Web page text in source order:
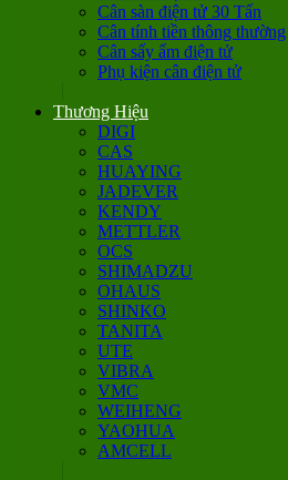
Cân sàn điện tử 30 Tấn
Cân tính tiền thông thường
Cân sấy ẩm điện tử
Phụ kiện cân điện tử
Thương Hiệu
DIGI
CAS
HUAYING
JADEVER
KENDY
METTLER
OCS
SHIMADZU
OHAUS
SHINKO
TANITA
UTE
VIBRA
VMC
WEIHENG
YAOHUA
AMCELL